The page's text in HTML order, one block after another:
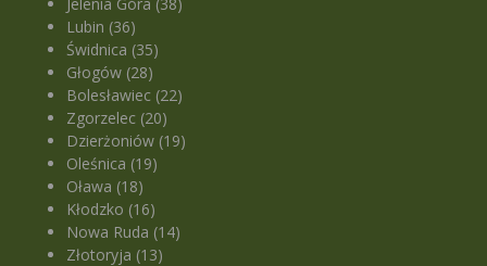
Lubin (36)
Świdnica (35)
Głogów (28)
Bolesławiec (22)
Zgorzelec (20)
Dzierżoniów (19)
Oleśnica (19)
Oława (18)
Kłodzko (16)
Nowa Ruda (14)
Złotoryja (13)